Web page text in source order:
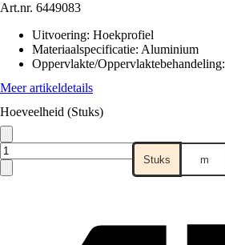
Art.nr. 6449083
Uitvoering: Hoekprofiel
Materiaalspecificatie: Aluminium
Oppervlakte/Oppervlaktebehandeling:
Meer artikeldetails
Hoeveelheid (Stuks)
Stuks m